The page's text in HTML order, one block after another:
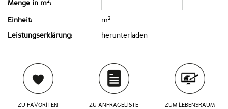
Menge in m :
Einheit: m2
Leistungserklärung: herunterladen
ZU FAVORITEN
ZU ANFRAGELISTE
ZUM LEBENSRAUM